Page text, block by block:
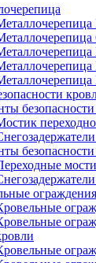
ограждения